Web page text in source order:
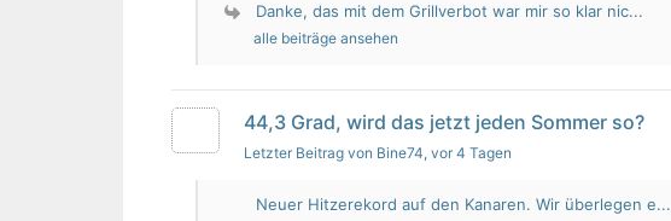
Danke, das mit dem Grillverbot war mir so klar nic...
alle beiträge ansehen
44,3 Grad, wird das jetzt jeden Sommer so?
Letzter Beitrag von Bine74, vor 4 Tagen
Neuer Hitzerekord auf den Kanaren. Wir überlegen e...